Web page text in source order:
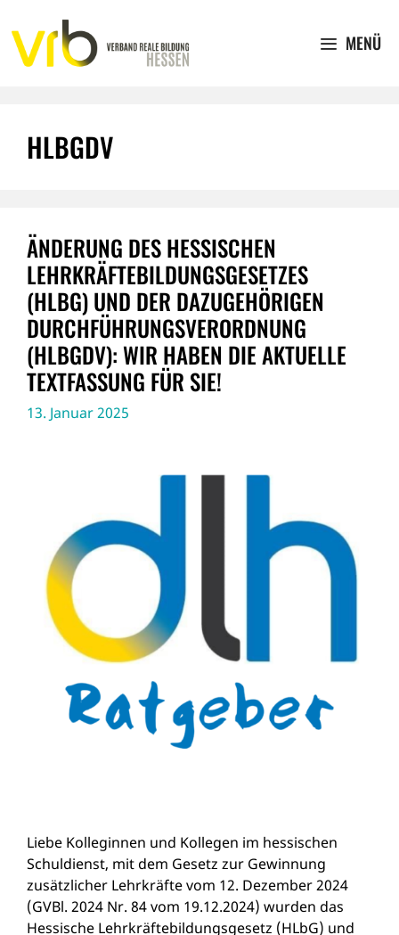
Inhalt
springen
MENÜ
HLBGDV
ÄNDERUNG DES HESSISCHEN
LEHRKRÄFTEBILDUNGSGESETZES
(HLBG) UND DER DAZUGEHÖRIGEN
DURCHFÜHRUNGSVERORDNUNG
(HLBGDV): WIR HABEN DIE AKTUELLE
TEXTFASSUNG FÜR SIE!
13. Januar 2025
Liebe Kolleginnen und Kollegen im hessischen
Schuldienst, mit dem Gesetz zur Gewinnung
zusätzlicher Lehrkräfte vom 12. Dezember 2024
(GVBl. 2024 Nr. 84 vom 19.12.2024) wurden das
Hessische Lehrkräftebildungsgesetz (HLbG) und